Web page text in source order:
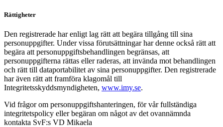
Rättigheter
Den registrerade har enligt lag rätt att begära tillgång till sina
personuppgifter. Under vissa förutsättningar har denne också rätt att
begära att personuppgiftsbehandlingen begränsas, att
personuppgifterna rättas eller raderas, att invända mot behandlingen
och rätt till dataportabilitet av sina personuppgifter. Den registrerade
har även rätt att framföra klagomål till
Integritetsskyddsmyndigheten, www.imy.se.
Vid frågor om personuppgiftshanteringen, för vår fullständiga
integritetspolicy eller begäran om något av det ovannämnda
kontakta SvF:s VD Mikaela